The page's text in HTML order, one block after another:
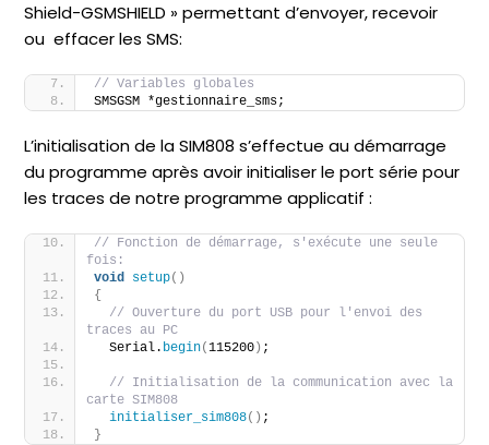
Shield-GSMSHIELD » permettant d’envoyer, recevoir
ou effacer les SMS:
// Variables globales
SMSGSM *gestionnaire_sms;
L’initialisation de la SIM808 s’effectue au démarrage
du programme après avoir initialiser le port série pour
les traces de notre programme applicatif :
// Fonction de démarrage, s'exécute une seule
fois:
void setup()
{
// Ouverture du port USB pour l'envoi des
traces au PC
  Serial.
begin(115200 ) ;
// Initialisation de la communication avec la
carte SIM808
initialiser_sim808() ;
}